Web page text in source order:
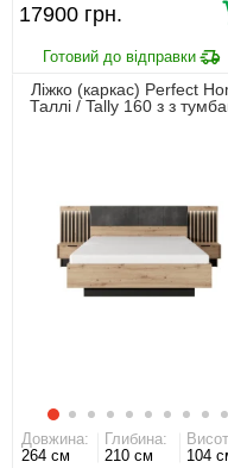
17900 грн.
Ліжко (каркас) Perfect
Таллі / Tally 160 з з
Довжина:
264 см
Глибина:
210 см
104